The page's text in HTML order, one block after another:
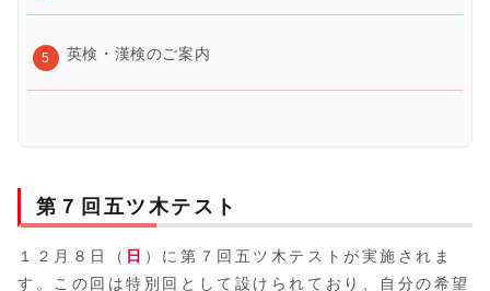
英検・漢検のご案内
第７回五ツ木テスト
１２月８日（ 日 ）に第７回五ツ木テストが実施されま
す。この回は特別回として設けられており、自分の希望